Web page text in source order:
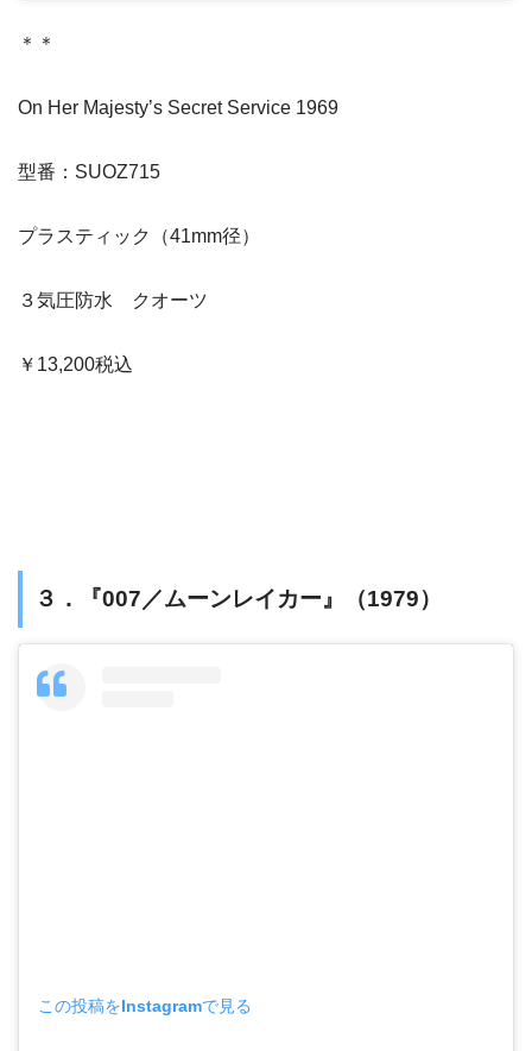
＊＊
On Her Majesty’s Secret Service 1969
型番：SUOZ715
プラスティック（41mm径）
３気圧防水 クオーツ
￥13,200税込
３．『007／ムーンレイカー』（1979）
この投稿をInstagramで見る